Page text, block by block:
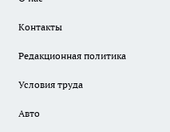
Контакты
Редакционная политика
Условия труда
Авто